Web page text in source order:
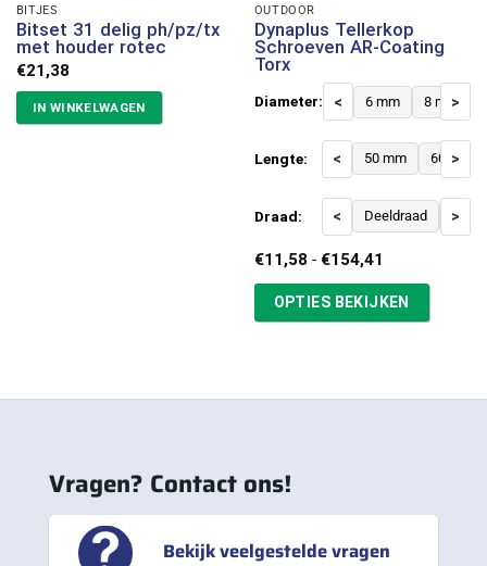
BITJES
Bitset 31 delig ph/pz/tx
met houder rotec
€21,38
IN WINKELWAGEN
OUTDOOR
Dynaplus Tellerkop
Schroeven AR-Coating
Torx
Diameter: < 6 mm 8 mm
>
Lengte: < 50 mm 60 mm
>
Draad: < Deeldraad >
€11,58 - €154,41
tot
€154,41
OPTIES BEKIJKEN
Vragen? Contact ons!
Bekijk veelgestelde vragen